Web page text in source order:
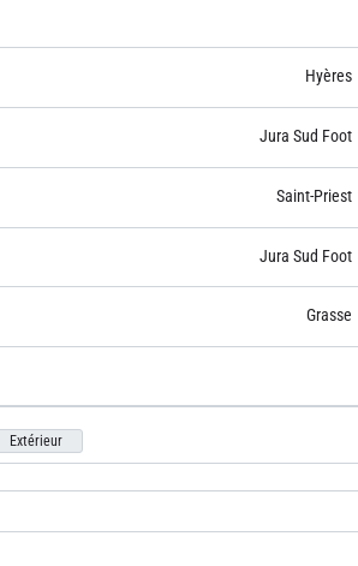
Hyères
Jura Sud Foot
Saint-Priest
Jura Sud Foot
Grasse
Extérieur